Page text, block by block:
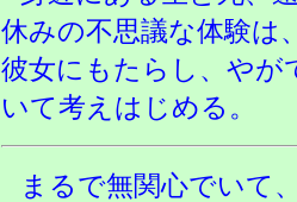
休みの不思議な体験は
彼女にもたらし、やが
いて考えはじめる。
まるで無関心でいて